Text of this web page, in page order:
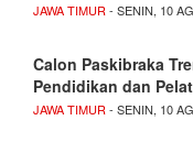
JAWA TIMUR- SENIN, 10
Calon Paskibraka
Pendidikan dan
JAWA TIMUR- SENIN, 10